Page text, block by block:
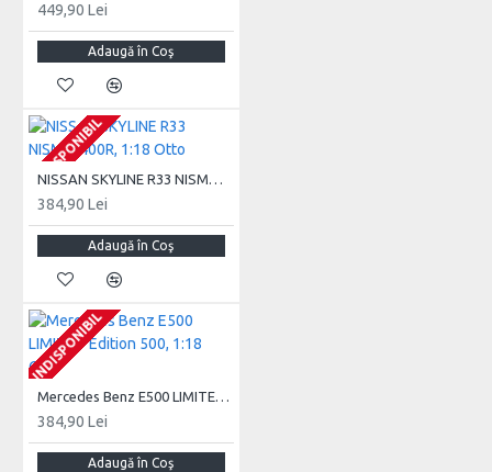
449,90 Lei
Adaugă în Coş
INDISPONIBIL
INDISPONIBIL
INDISPONIBIL NISSAN SKYLINE R33 NISMO 400R, 1:18 Otto
384,90 Lei
Adaugă în Coş
INDISPONIBIL
INDISPONIBIL
INDISPONIBIL
Mercedes Benz E500 LIMITED Edition 500, 1:18 Otto
384,90 Lei
Adaugă în Coş